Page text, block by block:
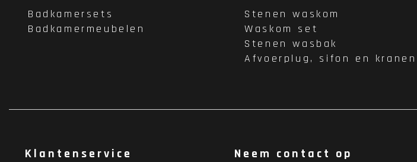
Badkamersets
Badkamermeubelen
Stenen waskom
Waskom set
Stenen wasbak
Afvoerplug, sifon en kranen
Klantenservice Neem contact op